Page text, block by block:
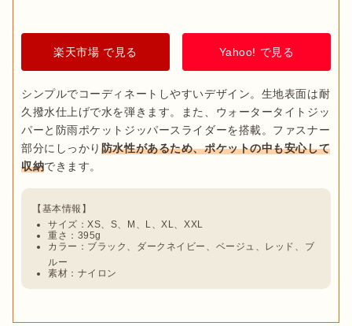
楽天市場 で見る Yahoo! で見る
シンプルでコーディネートしやすいデザイン。生地表面は耐
久撥水仕上げで水を弾きます。また、ウォータータイトジッ
パーと防雨ポケットジッパースライダーを搭載。ファスナー
部分にしっかり 防水性があるため、ポケットの中も安心して
収納
サイズ：XS、S、M、L、XL、XXL
重さ：395g
カラー：ブラック、ダークネイビー、ベージュ、レッド、ブ
ルー
素材：ナイロン